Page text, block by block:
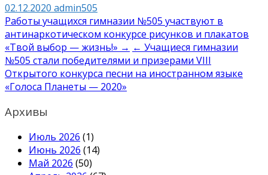
02.12.2020 admin505
Навигация
по
записям
Работы учащихся гимназии №505 участвуют в
антинаркотическом конкурсе рисунков и плакатов
«Твой выбор — жизнь!» → ← Учащиеся гимназии
№505 стали победителями и призерами VIII
Открытого конкурса песни на иностранном языке
«Голоса Планеты — 2020»
Архивы
Июль 2026 (1)
Июнь 2026 (14)
Май 2026 (50)